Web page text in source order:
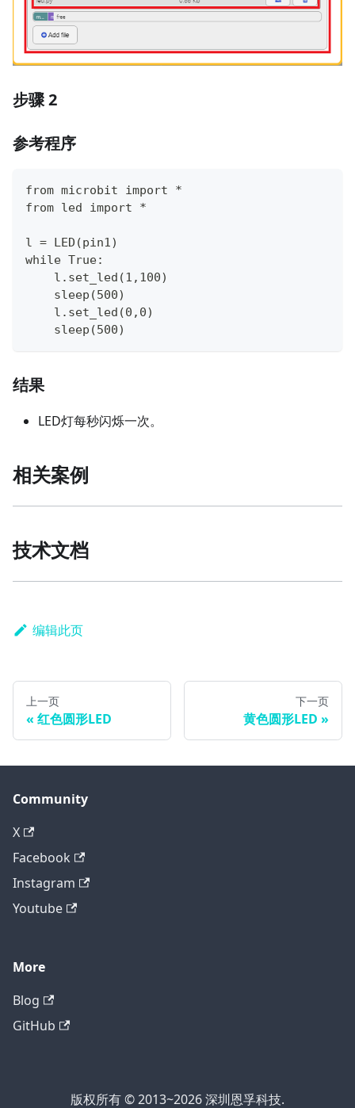
步骤 2
参考程序
from microbit import *
from led import *
l = LED(pin1)
while True:
    l.set_led(1,100)
    sleep(500)
    l.set_led(0,0)
    sleep(500)
结果
LED灯每秒闪烁一次。
相关案例
技术文档
编辑此页
上一页
红色圆形LED
下一页
黄色圆形LED
Community
X
Facebook
Instagram
Youtube
More
Blog
GitHub
版权所有 © 2013~2026 深圳恩孚科技.